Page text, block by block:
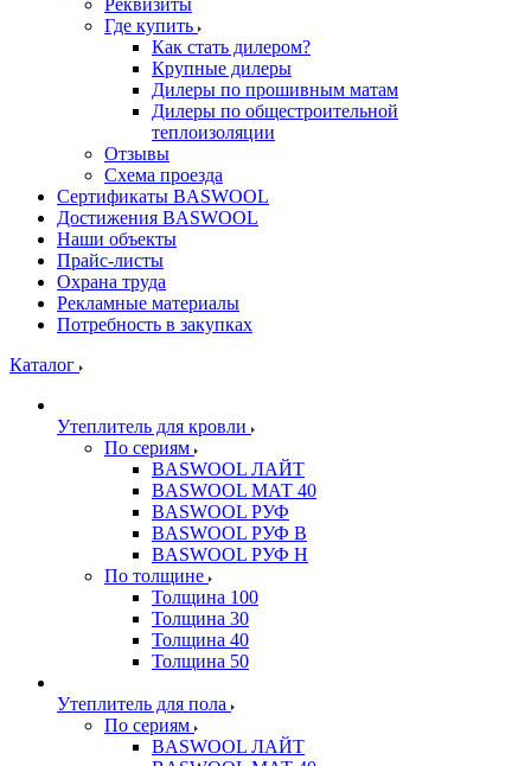
Реквизиты
Где купить
Как стать дилером?
Крупные дилеры
Дилеры по прошивным матам
Дилеры по общестроительной
теплоизоляции
Отзывы
Схема проезда
Сертификаты BASWOOL
Достижения BASWOOL
Наши объекты
Прайс-листы
Охрана труда
Рекламные материалы
Потребность в закупках
Каталог
Утеплитель для кровли
По сериям
BASWOOL ЛАЙТ
BASWOOL МАТ 40
BASWOOL РУФ
BASWOOL РУФ В
BASWOOL РУФ Н
По толщине
Толщина 100
Толщина 30
Толщина 40
Толщина 50
Утеплитель для пола
По сериям
BASWOOL ЛАЙТ